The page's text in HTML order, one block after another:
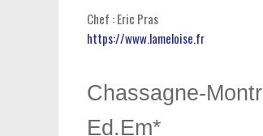
Chef : Eric Pras
https://www.lameloise.fr
Chassagne-
Ed.Em*